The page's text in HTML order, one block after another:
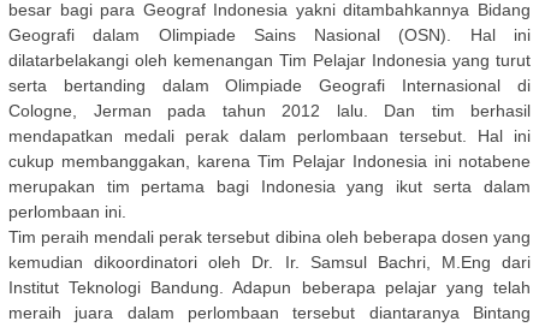
besar bagi para Geograf Indonesia yakni ditambahkannya Bidang
Geografi dalam Olimpiade Sains Nasional (OSN). Hal ini
dilatarbelakangi oleh kemenangan Tim Pelajar Indonesia yang turut
serta bertanding dalam Olimpiade Geografi Internasional di
Cologne, Jerman pada tahun 2012 lalu. Dan tim berhasil
mendapatkan medali perak dalam perlombaan tersebut. Hal ini
cukup membanggakan, karena Tim Pelajar Indonesia ini notabene
merupakan tim pertama bagi Indonesia yang ikut serta dalam
perlombaan ini.
Tim peraih mendali perak tersebut dibina oleh beberapa dosen yang
kemudian dikoordinatori oleh Dr. Ir. Samsul Bachri, M.Eng dari
Institut Teknologi Bandung. Adapun beberapa pelajar yang telah
meraih juara dalam perlombaan tersebut diantaranya Bintang